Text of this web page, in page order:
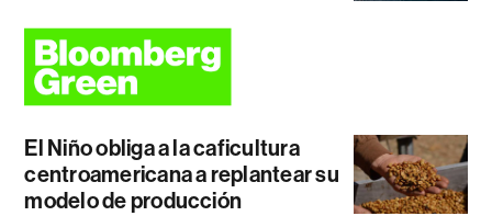
El Niño obliga a la caficultura
centroamericana a replantear su
modelo de producción